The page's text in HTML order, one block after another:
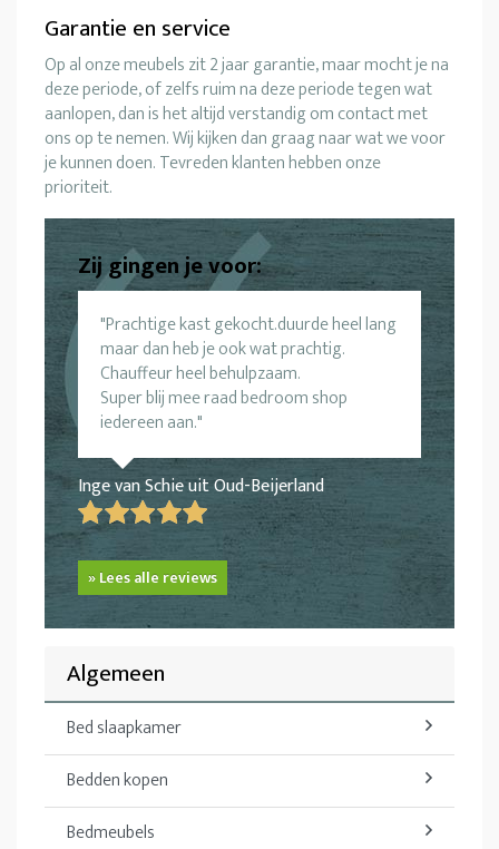
Garantie en service
Op al onze meubels zit 2 jaar garantie, maar mocht je na
deze periode, of zelfs ruim na deze periode tegen wat
aanlopen, dan is het altijd verstandig om contact met
ons op te nemen. Wij kijken dan graag naar wat we voor
je kunnen doen. Tevreden klanten hebben onze
prioriteit.
Zij gingen je voor:
Prachtige kast gekocht.duurde heel lang
maar dan heb je ook wat prachtig.
Chauffeur heel behulpzaam.
Super blij mee raad bedroom shop
iedereen aan.
Inge van Schie uit Oud-Beijerland
» Lees alle reviews
Algemeen
Bed slaapkamer
Bedden kopen
Bedmeubels